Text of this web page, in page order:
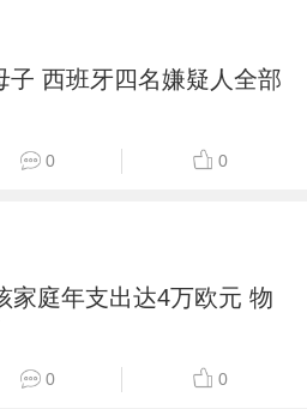
子 西班牙四名嫌疑人全部
0 0
家庭年支出达4万欧元 物
0 0